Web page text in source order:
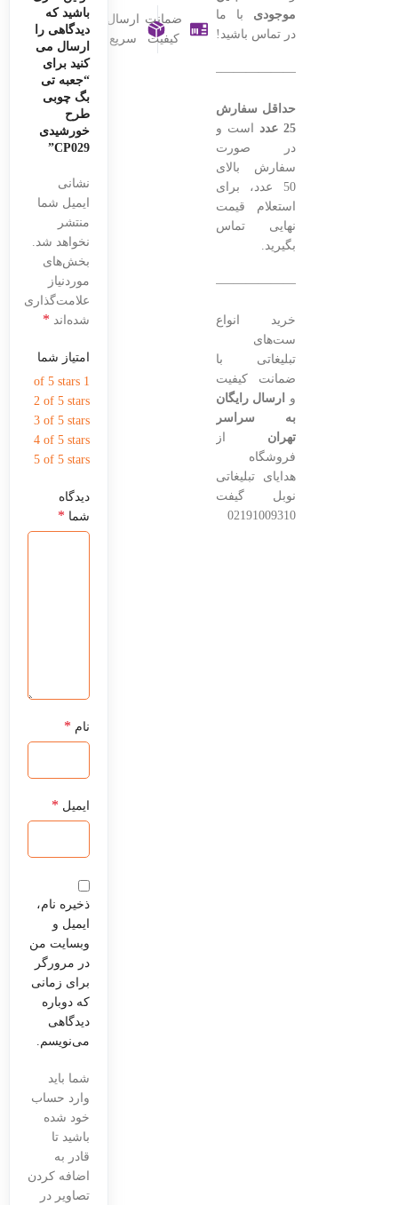
موجودی با ما
در تماس باشید!
———————————————–
حداقل سفارش
25 عدد
است و
در صورت
سفارش بالای
50 عدد، برای
استعلام قیمت
نهایی تماس
بگیرید.
———————————————–
خرید انواع
ست‌های
تبلیغاتی با
ضمانت کیفیت
و
ارسال رایگان
به سراسر
تهران از
فروشگاه
هدایای تبلیغاتی
نوبل گیفت
02191009310
ضمانت
کیفیت
ارسال
سریع
باشید که
دیدگاهی را
ارسال می
کنید برای
“جعبه تی
بگ چوبی
طرح
خورشیدی
CP029”
نشانی
ایمیل شما
منتشر
نخواهد شد.
بخش‌های
موردنیاز
علامت‌گذاری
شده‌اند *
امتیاز شما
1 of 5 stars
2 of 5 stars
3 of 5 stars
4 of 5 stars
5 of 5 stars
دیدگاه
شما *
نام *
ایمیل *
ذخیره نام،
ایمیل و
وبسایت من
در مرورگر
برای زمانی
که دوباره
دیدگاهی
می‌نویسم.
شما باید
وارد حساب
خود شده
باشید تا
قادر به
اضافه کردن
تصاویر در